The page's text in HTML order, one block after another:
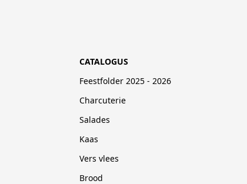
CATALOGUS
Feestfolder 2025 - 2026
Charcuterie
Salades
Kaas
Vers vlees
Brood